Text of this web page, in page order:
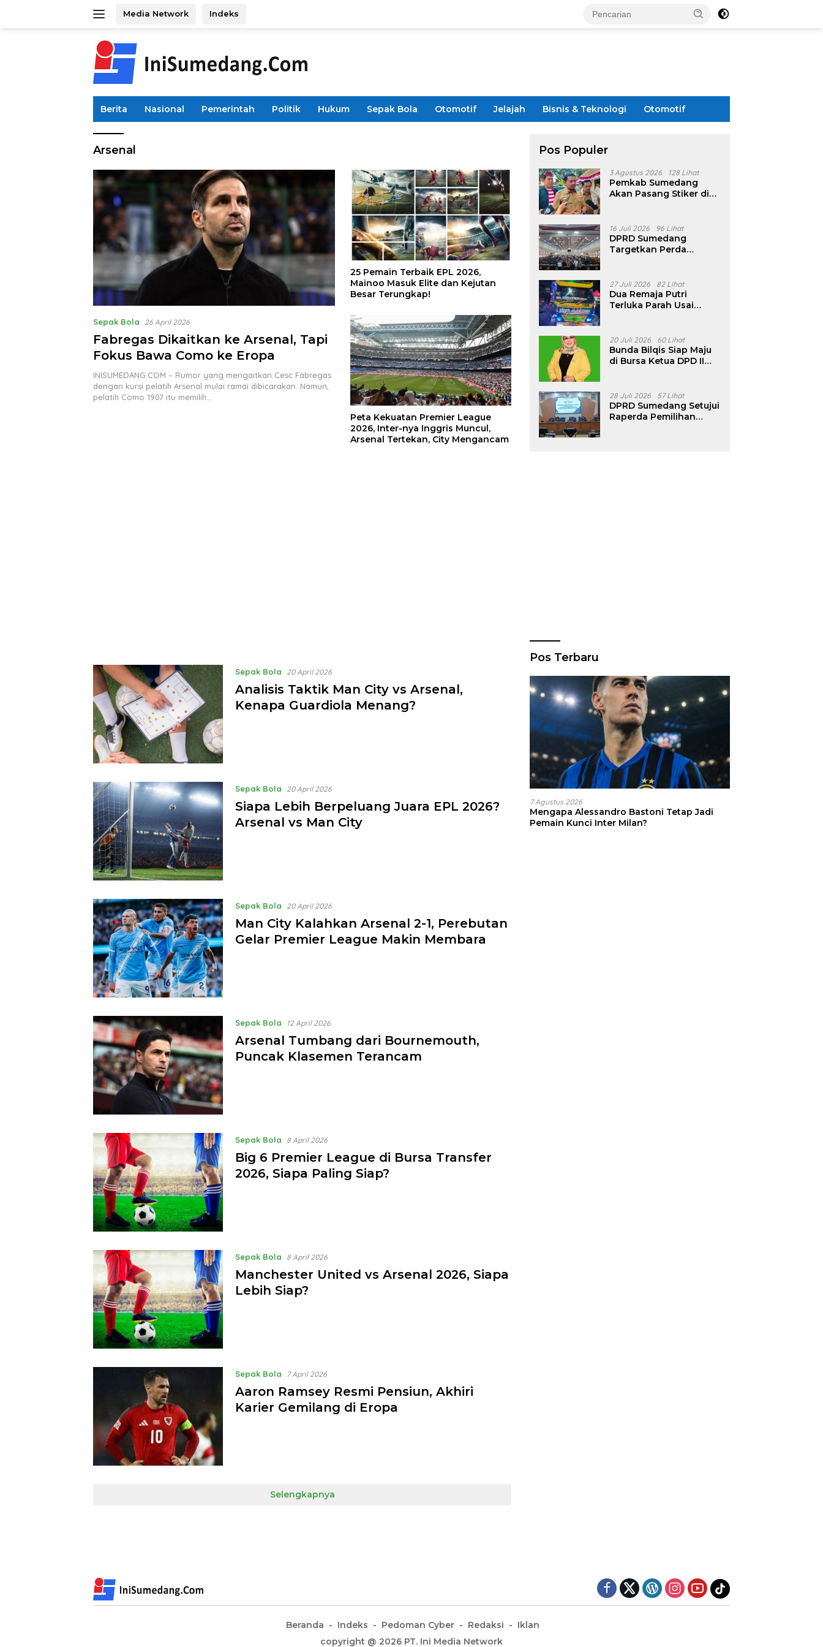
Media Network Indeks
Berita Nasional Pemerintah Politik Hukum Sepak Bola Otomotif Jelajah Bisnis & Teknologi Otomotif
Arsenal
Sepak Bola 26 April 2026
Fabregas Dikaitkan ke Arsenal, Tapi
Fokus Bawa Como ke Eropa
INISUMEDANG.COM – Rumor yang mengaitkan Cesc Fàbregas
dengan kursi pelatih Arsenal mulai ramai dibicarakan. Namun,
pelatih Como 1907 itu memilih…
25 Pemain Terbaik EPL 2026,
Mainoo Masuk Elite dan Kejutan
Besar Terungkap!
Peta Kekuatan Premier League
2026, Inter-nya Inggris Muncul,
Arsenal Tertekan, City Mengancam
Sepak Bola 20 April 2026
Analisis Taktik Man City vs Arsenal,
Kenapa Guardiola Menang?
Sepak Bola 20 April 2026
Siapa Lebih Berpeluang Juara EPL 2026?
Arsenal vs Man City
Sepak Bola 20 April 2026
Man City Kalahkan Arsenal 2-1, Perebutan
Gelar Premier League Makin Membara
Sepak Bola 12 April 2026
Arsenal Tumbang dari Bournemouth,
Puncak Klasemen Terancam
Sepak Bola 8 April 2026
Big 6 Premier League di Bursa Transfer
2026, Siapa Paling Siap?
Sepak Bola 8 April 2026
Manchester United vs Arsenal 2026, Siapa
Lebih Siap?
Sepak Bola 7 April 2026
Aaron Ramsey Resmi Pensiun, Akhiri
Karier Gemilang di Eropa
Selengkapnya
Pos Populer
3 Agustus 2026 128 Lihat
Pemkab Sumedang
Akan Pasang Stiker di
16 Juli 2026 96 Lihat
DPRD Sumedang
Targetkan Perda
Pencalonan Diperjelas
27 Juli 2026 82 Lihat
Dua Remaja Putri
Terluka Parah Usai
Tanjungsari Sumedang
20 Juli 2026 60 Lihat
Bunda Bilqis Siap Maju
di Bursa Ketua DPD II
28 Juli 2026 57 Lihat
DPRD Sumedang Setujui
Raperda Pemilihan
Pos Terbaru
7 Agustus 2026
Mengapa Alessandro Bastoni Tetap Jadi
Pemain Kunci Inter Milan?
Beranda Indeks Pedoman Cyber Redaksi
Iklan
copyright @ 2026 PT. Ini Media Network